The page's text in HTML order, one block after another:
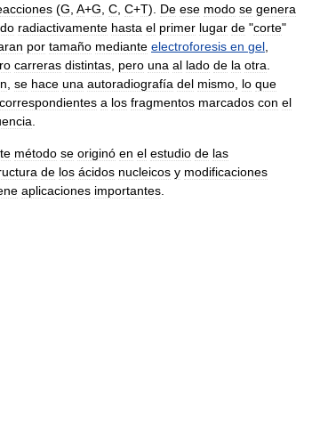
(G A+G C C+T). De ese modo se genera
radiactivamente hasta el primer lugar de "corte"
por tamaño mediante electroforesis en gel
carreras distintas pero una al lado de la otra
se hace una autoradiografía del mismo lo que
correspondientes a los fragmentos marcados con el
método se originó en el estudio de las
de los ácidos nucleicos y modificaciones
aplicaciones importantes